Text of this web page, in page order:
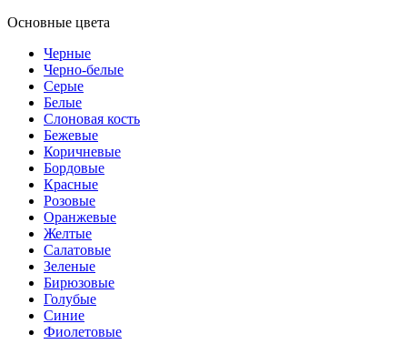
Основные цвета
Черные
Черно-белые
Серые
Белые
Слоновая кость
Бежевые
Коричневые
Бордовые
Красные
Розовые
Оранжевые
Желтые
Салатовые
Зеленые
Бирюзовые
Голубые
Синие
Фиолетовые